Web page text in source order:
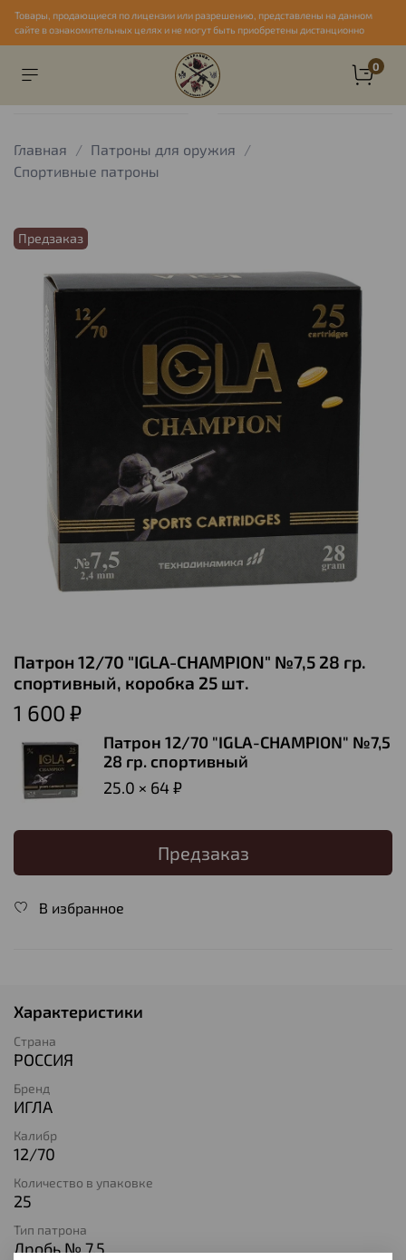
Товары, продающиеся по лицензии или разрешению, представлены на данном
сайте в ознакомительных целях и не могут быть приобретены дистанционно
0
Главная
Патроны для оружия
Спортивные патроны
Предзаказ
Патрон 12/70 "IGLA-CHAMPION" №7,5 28 гр.
спортивный, коробка 25 шт.
1 600 ₽
Патрон 12/70 "IGLA-CHAMPION" №7,5
28 гр. спортивный
25.0 × 64 ₽
Предзаказ
В избранное
Характеристики
Страна
РОССИЯ
Бренд
ИГЛА
Калибр
12/70
Количество в упаковке
25
Тип патрона
Дробь № 7,5